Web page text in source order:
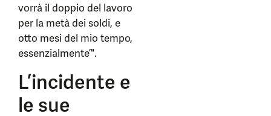
vorrà il doppio del lavoro
per la metà dei soldi, e
otto mesi del mio tempo,
essenzialmente’".
L’incidente e
le sue